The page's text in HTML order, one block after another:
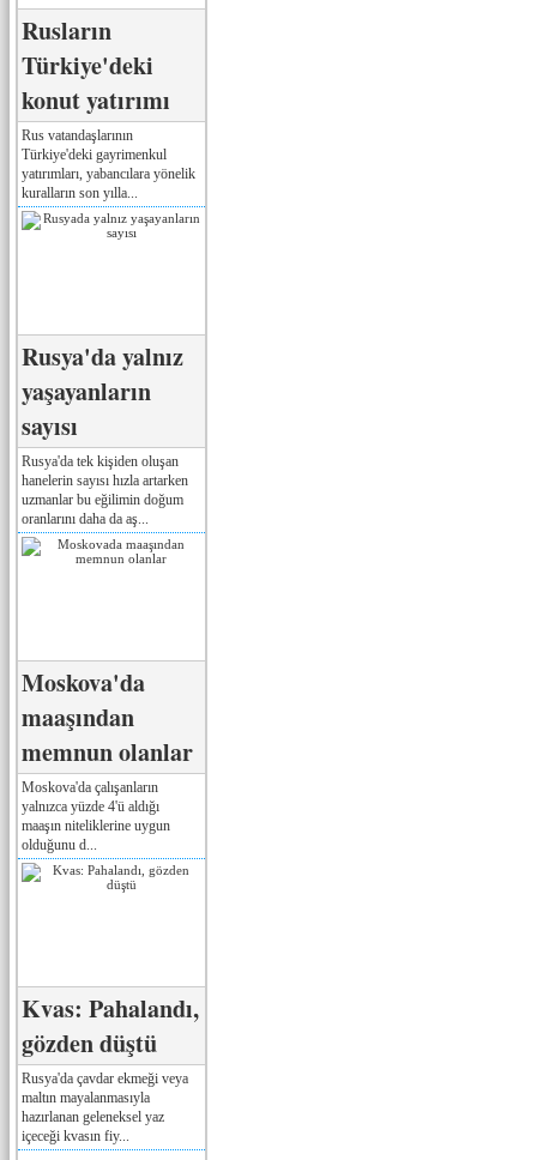
Rusların
Türkiye'deki
konut yatırımı
Rus vatandaşlarının
Türkiye'deki gayrimenkul
yatırımları, yabancılara yönelik
kuralların son yılla...
Rusya'da yalnız
yaşayanların
sayısı
Rusya'da tek kişiden oluşan
hanelerin sayısı hızla artarken
uzmanlar bu eğilimin doğum
oranlarını daha da aş...
Moskova'da
maaşından
memnun olanlar
Moskova'da çalışanların
yalnızca yüzde 4'ü aldığı
maaşın niteliklerine uygun
olduğunu d...
Kvas: Pahalandı,
gözden düştü
Rusya'da çavdar ekmeği veya
maltın mayalanmasıyla
hazırlanan geleneksel yaz
içeceği kvasın fiy...